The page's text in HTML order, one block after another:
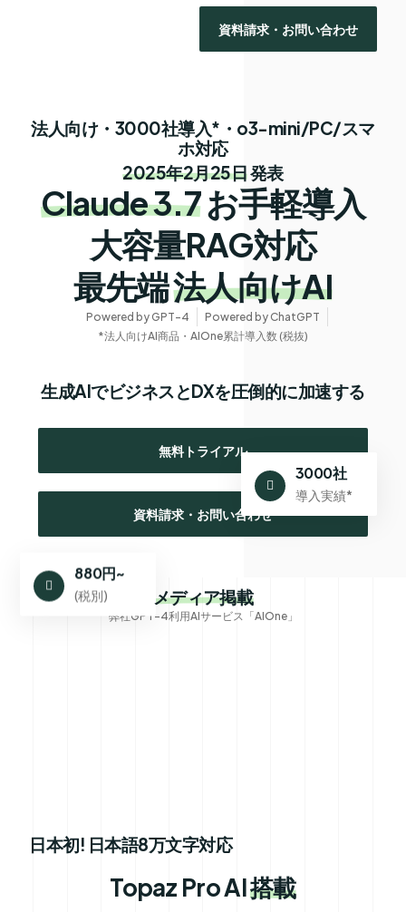
法人向け・3000社導入*・o3-mini/PC/スマ
ホ対応
2025年2月25日発表
Claude 3.7お手軽導入
大容量RAG対応
最先端法人向けAI
Powered by GPT-4
Powered by ChatGPT
*法人向けAI商品・AIOne累計導入数 (税抜)
生成AIでビジネスとDXを圧倒的に加速する
無料トライアル
資料請求・お問い合わせ
資料請求・お問い合わせ
3000社
導入実績*
880円~
(税別) メディア掲載
弊社GPT-4利用AIサービス「AIOne」
日本初! 日本語8万文字対応
Topaz Pro AI搭載